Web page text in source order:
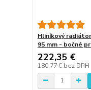
Hliníkový
95 mm - bočné
222,35 €
180,77 € bez DPH